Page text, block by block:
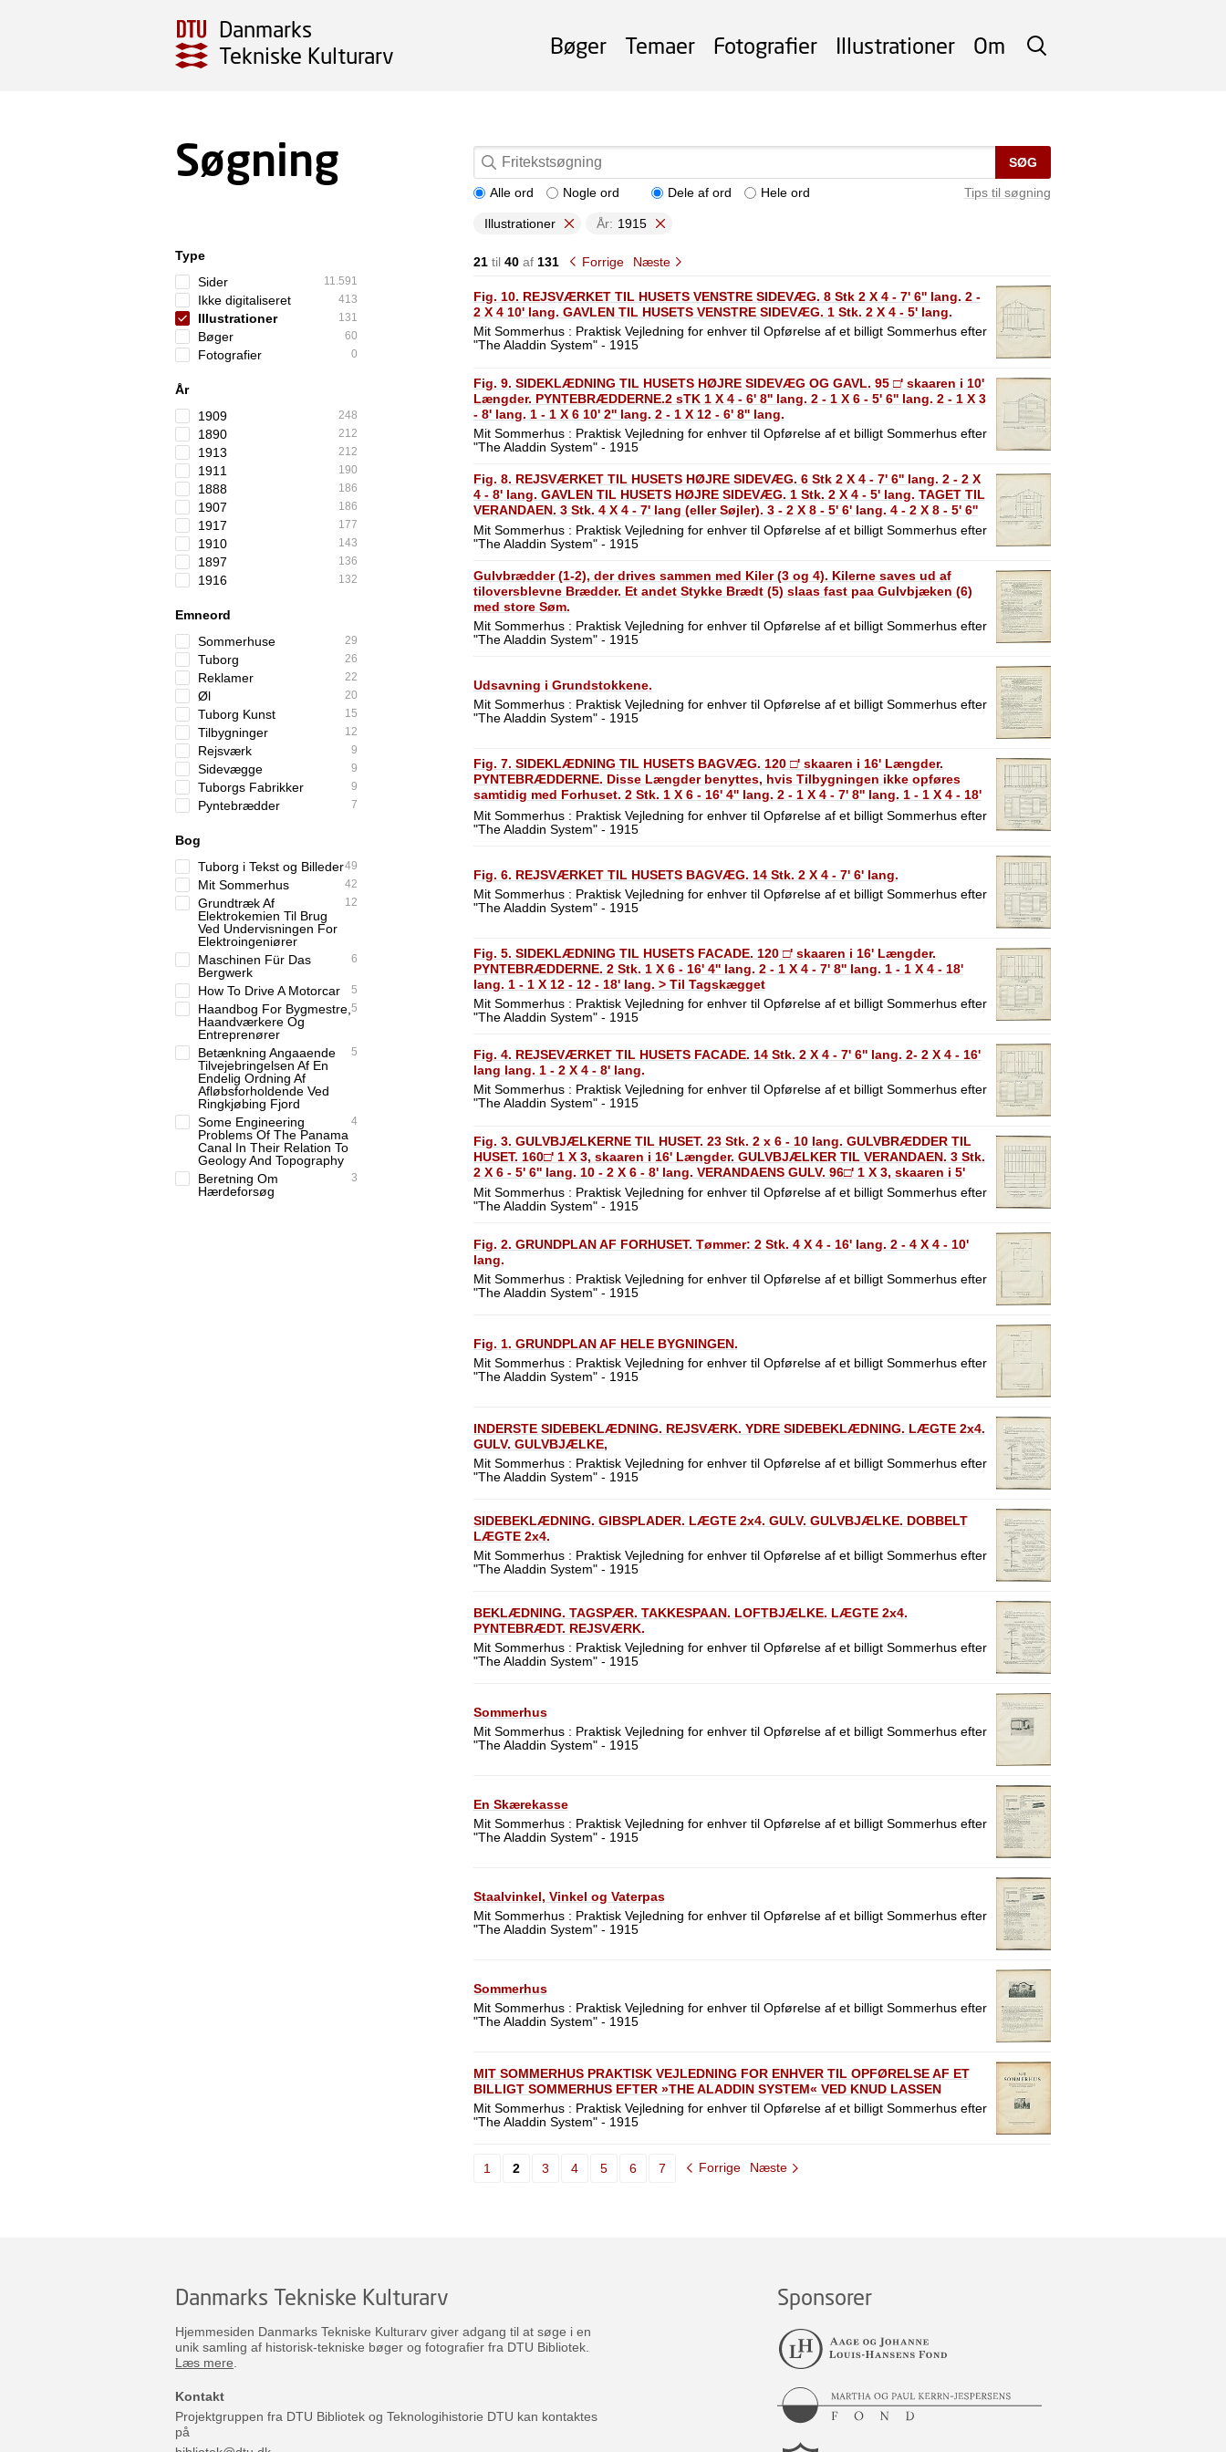
Danmarks
Tekniske Kulturarv
SØG
Bøger Temaer Fotografier Illustrationer Om
Søgning SØG
Tips til søgning
Alle ord Nogle ord Dele af ord Hele ord
Illustrationer År: 1915
Type
Sider
11.591
Ikke digitaliseret 413
Illustrationer 131
Bøger 60
Fotografier 0
År
1909
248
1890 212
1913 212
1911 190
1888 186
1907 186
1917 177
1910 143
1897 136
1916 132
Emneord
Sommerhuse
29
Tuborg 26
Reklamer 22
Øl 20
Tuborg Kunst 15
Tilbygninger 12
Rejsværk 9
Sidevægge 9
Tuborgs Fabrikker 9
Pyntebrædder 7
Bog
Tuborg i Tekst og Billeder49
Mit Sommerhus 42
Grundtræk Af
Elektrokemien Til Brug
Ved Undervisningen For
Elektroingeniører
12
Maschinen Für Das
Bergwerk
6
How To Drive A Motorcar 5
Haandbog For Bygmestre,
Haandværkere Og
Entreprenører
5
Betænkning Angaaende
Tilvejebringelsen Af En
Endelig Ordning Af
Afløbsforholdende Ved
Ringkjøbing Fjord
5
Some Engineering
Problems Of The Panama
Canal In Their Relation To
Geology And Topography
4
Beretning Om
Hærdeforsøg
3
21til 40af 131 Forrige Næste
Fig. 10. REJSVÆRKET TIL HUSETS VENSTRE SIDEVÆG. 8 Stk 2 X 4 - 7' 6'' lang. 2 -
2 X 4 10' lang. GAVLEN TIL HUSETS VENSTRE SIDEVÆG. 1 Stk. 2 X 4 - 5' lang.
Mit Sommerhus : Praktisk Vejledning for enhver til Opførelse af et billigt Sommerhus efter
"The Aladdin System" - 1915
Fig. 9. SIDEKLÆDNING TIL HUSETS HØJRE SIDEVÆG OG GAVL. 95 □' skaaren i 10'
Længder. PYNTEBRÆDDERNE.2 sTK 1 X 4 - 6' 8'' lang. 2 - 1 X 6 - 5' 6'' lang. 2 - 1 X 3
- 8' lang. 1 - 1 X 6 10' 2'' lang. 2 - 1 X 12 - 6' 8'' lang.
Mit Sommerhus : Praktisk Vejledning for enhver til Opførelse af et billigt Sommerhus efter
"The Aladdin System" - 1915
Fig. 8. REJSVÆRKET TIL HUSETS HØJRE SIDEVÆG. 6 Stk 2 X 4 - 7' 6'' lang. 2 - 2 X
4 - 8' lang. GAVLEN TIL HUSETS HØJRE SIDEVÆG. 1 Stk. 2 X 4 - 5' lang. TAGET TIL
VERANDAEN. 3 Stk. 4 X 4 - 7' lang (eller Søjler). 3 - 2 X 8 - 5' 6' lang. 4 - 2 X 8 - 5' 6''
lang. 4 - 2 X 4 - 16' lang. 96 □' 1 X 3 - skaaren i 6' Længder.
Mit Sommerhus : Praktisk Vejledning for enhver til Opførelse af et billigt Sommerhus efter
"The Aladdin System" - 1915
Gulvbrædder (1-2), der drives sammen med Kiler (3 og 4). Kilerne saves ud af
tiloversblevne Brædder. Et andet Stykke Brædt (5) slaas fast paa Gulvbjæken (6)
med store Søm.
Mit Sommerhus : Praktisk Vejledning for enhver til Opførelse af et billigt Sommerhus efter
"The Aladdin System" - 1915
Udsavning i Grundstokkene.
Mit Sommerhus : Praktisk Vejledning for enhver til Opførelse af et billigt Sommerhus efter
"The Aladdin System" - 1915
Fig. 7. SIDEKLÆDNING TIL HUSETS BAGVÆG. 120 □' skaaren i 16' Længder.
PYNTEBRÆDDERNE. Disse Længder benyttes, hvis Tilbygningen ikke opføres
samtidig med Forhuset. 2 Stk. 1 X 6 - 16' 4'' lang. 2 - 1 X 4 - 7' 8'' lang. 1 - 1 X 4 - 18'
lang. 1 - 1 X 12 - 18' lang. > Til Tagskægget
Mit Sommerhus : Praktisk Vejledning for enhver til Opførelse af et billigt Sommerhus efter
"The Aladdin System" - 1915
Fig. 6. REJSVÆRKET TIL HUSETS BAGVÆG. 14 Stk. 2 X 4 - 7' 6' lang.
Mit Sommerhus : Praktisk Vejledning for enhver til Opførelse af et billigt Sommerhus efter
"The Aladdin System" - 1915
Fig. 5. SIDEKLÆDNING TIL HUSETS FACADE. 120 □' skaaren i 16' Længder.
PYNTEBRÆDDERNE. 2 Stk. 1 X 6 - 16' 4'' lang. 2 - 1 X 4 - 7' 8'' lang. 1 - 1 X 4 - 18'
lang. 1 - 1 X 12 - 12 - 18' lang. > Til Tagskægget
Mit Sommerhus : Praktisk Vejledning for enhver til Opførelse af et billigt Sommerhus efter
"The Aladdin System" - 1915
Fig. 4. REJSEVÆRKET TIL HUSETS FACADE. 14 Stk. 2 X 4 - 7' 6'' lang. 2- 2 X 4 - 16'
lang lang. 1 - 2 X 4 - 8' lang.
Mit Sommerhus : Praktisk Vejledning for enhver til Opførelse af et billigt Sommerhus efter
"The Aladdin System" - 1915
Fig. 3. GULVBJÆLKERNE TIL HUSET. 23 Stk. 2 x 6 - 10 lang. GULVBRÆDDER TIL
HUSET. 160□' 1 X 3, skaaren i 16' Længder. GULVBJÆLKER TIL VERANDAEN. 3 Stk.
2 X 6 - 5' 6'' lang. 10 - 2 X 6 - 8' lang. VERANDAENS GULV. 96□' 1 X 3, skaaren i 5'
10'' Længder.
Mit Sommerhus : Praktisk Vejledning for enhver til Opførelse af et billigt Sommerhus efter
"The Aladdin System" - 1915
Fig. 2. GRUNDPLAN AF FORHUSET. Tømmer: 2 Stk. 4 X 4 - 16' lang. 2 - 4 X 4 - 10'
lang.
Mit Sommerhus : Praktisk Vejledning for enhver til Opførelse af et billigt Sommerhus efter
"The Aladdin System" - 1915
Fig. 1. GRUNDPLAN AF HELE BYGNINGEN.
Mit Sommerhus : Praktisk Vejledning for enhver til Opførelse af et billigt Sommerhus efter
"The Aladdin System" - 1915
INDERSTE SIDEBEKLÆDNING. REJSVÆRK. YDRE SIDEBEKLÆDNING. LÆGTE 2x4.
GULV. GULVBJÆLKE,
Mit Sommerhus : Praktisk Vejledning for enhver til Opførelse af et billigt Sommerhus efter
"The Aladdin System" - 1915
SIDEBEKLÆDNING. GIBSPLADER. LÆGTE 2x4. GULV. GULVBJÆLKE. DOBBELT
LÆGTE 2x4.
Mit Sommerhus : Praktisk Vejledning for enhver til Opførelse af et billigt Sommerhus efter
"The Aladdin System" - 1915
BEKLÆDNING. TAGSPÆR. TAKKESPAAN. LOFTBJÆLKE. LÆGTE 2x4.
PYNTEBRÆDT. REJSVÆRK.
Mit Sommerhus : Praktisk Vejledning for enhver til Opførelse af et billigt Sommerhus efter
"The Aladdin System" - 1915
Sommerhus
Mit Sommerhus : Praktisk Vejledning for enhver til Opførelse af et billigt Sommerhus efter
"The Aladdin System" - 1915
En Skærekasse
Mit Sommerhus : Praktisk Vejledning for enhver til Opførelse af et billigt Sommerhus efter
"The Aladdin System" - 1915
Staalvinkel, Vinkel og Vaterpas
Mit Sommerhus : Praktisk Vejledning for enhver til Opførelse af et billigt Sommerhus efter
"The Aladdin System" - 1915
Sommerhus
Mit Sommerhus : Praktisk Vejledning for enhver til Opførelse af et billigt Sommerhus efter
"The Aladdin System" - 1915
MIT SOMMERHUS PRAKTISK VEJLEDNING FOR ENHVER TIL OPFØRELSE AF ET
BILLIGT SOMMERHUS EFTER »THE ALADDIN SYSTEM« VED KNUD LASSEN
Mit Sommerhus : Praktisk Vejledning for enhver til Opførelse af et billigt Sommerhus efter
"The Aladdin System" - 1915
1 2 3 4 5 6 7 Forrige Næste
Danmarks Tekniske Kulturarv
Hjemmesiden Danmarks Tekniske Kulturarv giver adgang til at søge i en
unik samling af historisk-tekniske bøger og fotografier fra DTU Bibliotek.
Læs mere
Kontakt
Projektgruppen fra DTU Bibliotek og Teknologihistorie DTU kan kontaktes
på
Sponsorer